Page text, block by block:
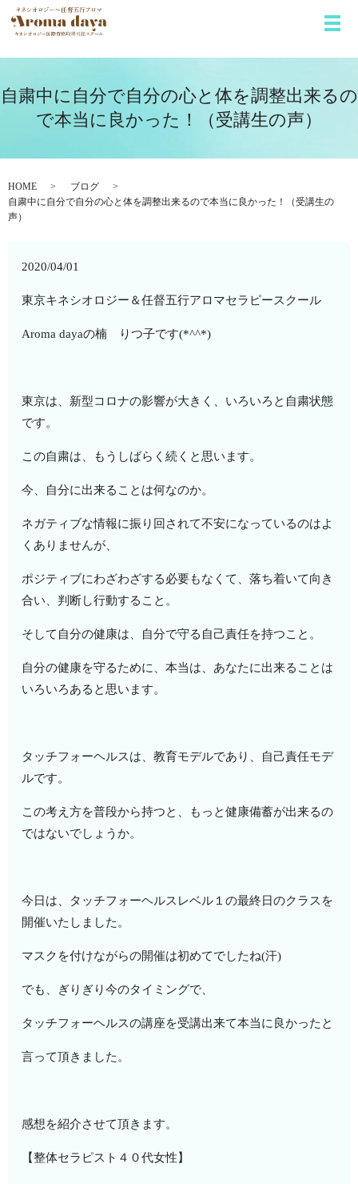
メ
自粛中に自分で自分の心と体を調整出来るの
で本当に良かった！（受講生の声）
HOME
ブログ
自粛中に自分で自分の心と体を調整出来るので本当に良かった！（受講生の
声）
2020/04/01
東京キネシオロジー＆任督五行アロマセラピースクール
Aroma dayaの楠 りつ子です(*^^*)
東京は、新型コロナの影響が大きく、いろいろと自粛状態
です。
この自粛は、もうしばらく続くと思います。
今、自分に出来ることは何なのか。
ネガティブな情報に振り回されて不安になっているのはよ
くありませんが、
ポジティブにわざわざする必要もなくて、落ち着いて向き
合い、判断し行動すること。
そして自分の健康は、自分で守る自己責任を持つこと。
自分の健康を守るために、本当は、あなたに出来ることは
いろいろあると思います。
タッチフォーヘルスは、教育モデルであり、自己責任モデ
ルです。
この考え方を普段から持つと、もっと健康備蓄が出来るの
ではないでしょうか。
今日は、タッチフォーヘルスレベル１の最終日のクラスを
開催いたしました。
マスクを付けながらの開催は初めてでしたね(汗)
でも、ぎりぎり今のタイミングで、
タッチフォーヘルスの講座を受講出来て本当に良かったと
言って頂きました。
感想を紹介させて頂きます。
【整体セラピスト４０代女性】